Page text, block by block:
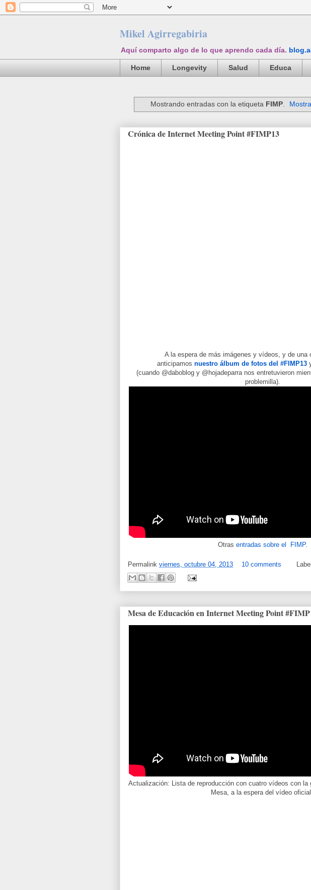
Mikel Agirregabiria
Aquí comparto algo de lo que aprendo cada día.
Home Longevity Salud Educa
Mostrando entradas con la etiqueta FIMP.
Crónica de Internet Meeting Point #FIMP13
A la espera de más imágenes y vídeos, y de una
anticipamos nuestro álbum de fotos del #FIMP13
(cuando @daboblog y @hojadeparra nos entretuvieron
problemilla).
Otras entradas sobre el FIMP.
Permalink viernes, octubre 04, 2013 10 comments
Mesa de Educación en Internet Meeting Point
Actualización: Lista de reproducción con cuatro vídeos con la
Mesa, a la espera del vídeo oficial